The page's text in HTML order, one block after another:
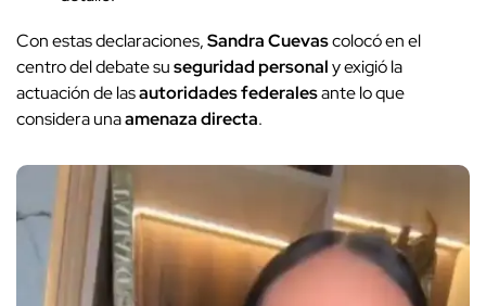
Con estas declaraciones,Sandra Cuevascolocó en el
centro del debate suseguridad personaly exigió la
actuación de lasautoridades federalesante lo que
considera unaamenaza directa.